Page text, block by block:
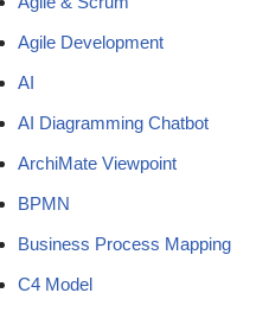
Agile Development
AI
AI Diagramming Chatbot
ArchiMate Viewpoint
BPMN
Business Process Mapping
C4 Model